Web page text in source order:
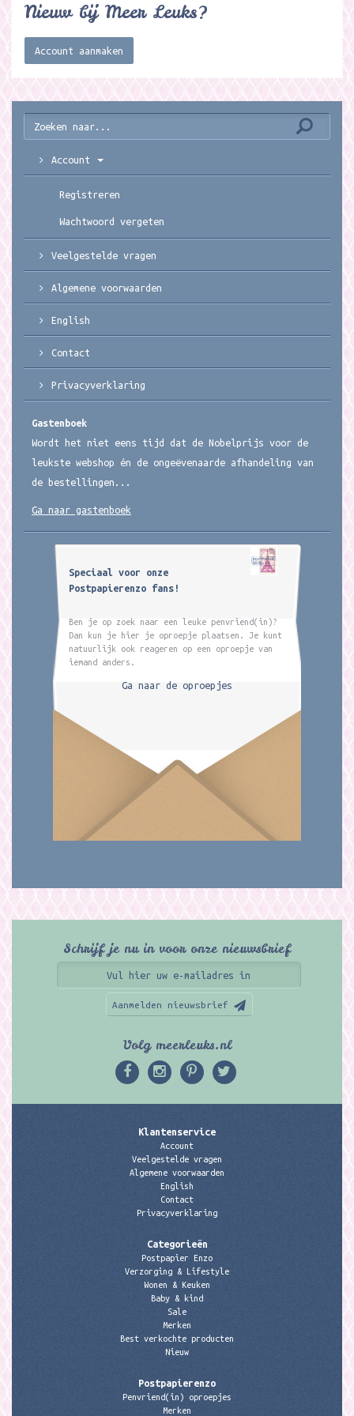
Nieuw bij Meer Leuks?
Account aanmaken
Account
Registreren
Wachtwoord vergeten
Veelgestelde vragen
Algemene voorwaarden
English
Contact
Privacyverklaring
Gastenboek
Wordt het niet eens tijd dat de Nobelprijs voor de
leukste webshop én de ongeëvenaarde afhandeling van
de bestellingen...
Ga naar gastenboek
Speciaal voor onze
Postpapierenzo fans!
Ben je op zoek naar een leuke penvriend(in)?
Dan kun je hier je oproepje plaatsen. Je kunt
natuurlijk ook reageren op een oproepje van
iemand anders.
Ga naar de oproepjes
Schrijf je nu in voor onze nieuwsbrief
Aanmelden nieuwsbrief
Volg meerleuks.nl
Klantenservice
Account
Veelgestelde vragen
Algemene voorwaarden
English
Contact
Privacyverklaring
Categorieën
Postpapier Enzo
Verzorging & Lifestyle
Wonen & Keuken
Baby & kind
Sale
Merken
Best verkochte producten
Nieuw
Postpapierenzo
Penvriend(in) oproepjes
Merken